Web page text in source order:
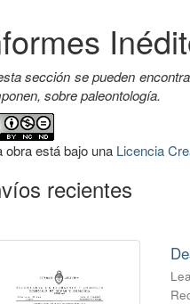
sección se pueden
sobre paleontología.
obra está bajo una Licencia
recientes